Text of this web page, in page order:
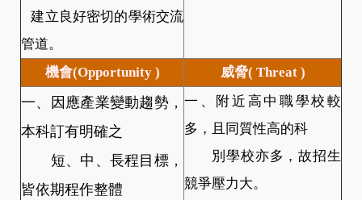
建立良好密切的學術交流
管道。
機會(Opportunity ) 威脅( Threat )
一、因應產業變動趨勢，
本科訂有明確之
短、中、長程目標，
皆依期程作整體
一、附近高中職學校較
多，且同質性高的科
別學校亦多，故招生
競爭壓力大。